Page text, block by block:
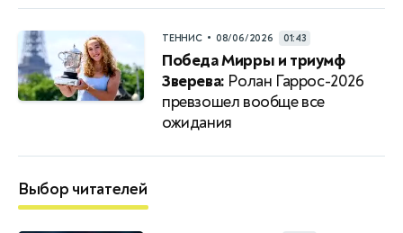
ТЕННИС • 08/06/2026 01:43
Победа Мирры и триумф
Зверева: Ролан Гаррос-2026
превзошел вообще все
ожидания
Выбор читателей